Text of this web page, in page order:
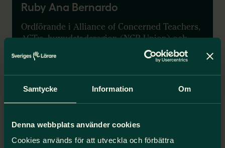
Samtycke Information Om
Denna webbplats använder cookies
Cookies används för att utveckla och förbättra
Ruby Ana Bernardo
Ordförande i Alliance of Concerned Teachers,
ACT:s, huvudstadsregion (NCR Union) och
kontaktperson för kvinnonätverket ASEAN
Womens Network.
Läs mer
Zimbabwe